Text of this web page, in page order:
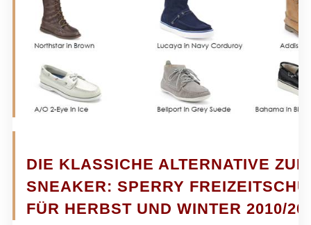
DIE KLASSICHE ALTERNATIVE ZUM
SNEAKER: SPERRY
FÜR HERBST UND WINTER 2010/